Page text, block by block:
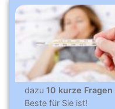
dazu 10 kurze Fragen
Beste für Sie ist!